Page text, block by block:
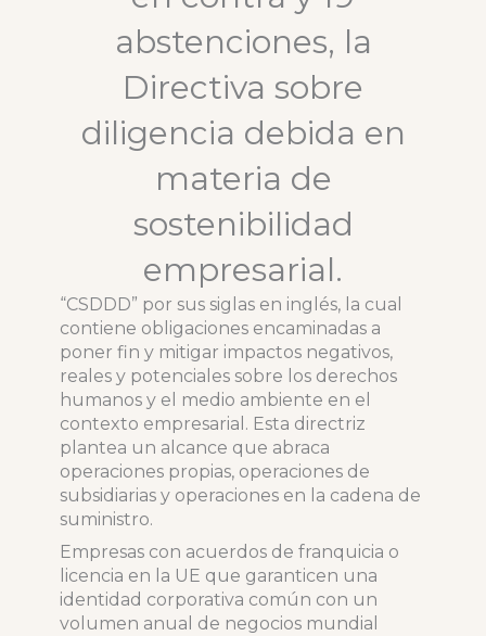
abstenciones, la
Directiva sobre
diligencia debida en
materia de
sostenibilidad
empresarial.
“CSDDD” por sus siglas en inglés, la cual
contiene obligaciones encaminadas a
poner fin y mitigar impactos negativos,
reales y potenciales sobre los derechos
humanos y el medio ambiente en el
contexto empresarial. Esta directriz
plantea un alcance que abraca
operaciones propias, operaciones de
subsidiarias y operaciones en la cadena de
suministro.
Empresas con acuerdos de franquicia o
licencia en la UE que garanticen una
identidad corporativa común con un
volumen anual de negocios mundial